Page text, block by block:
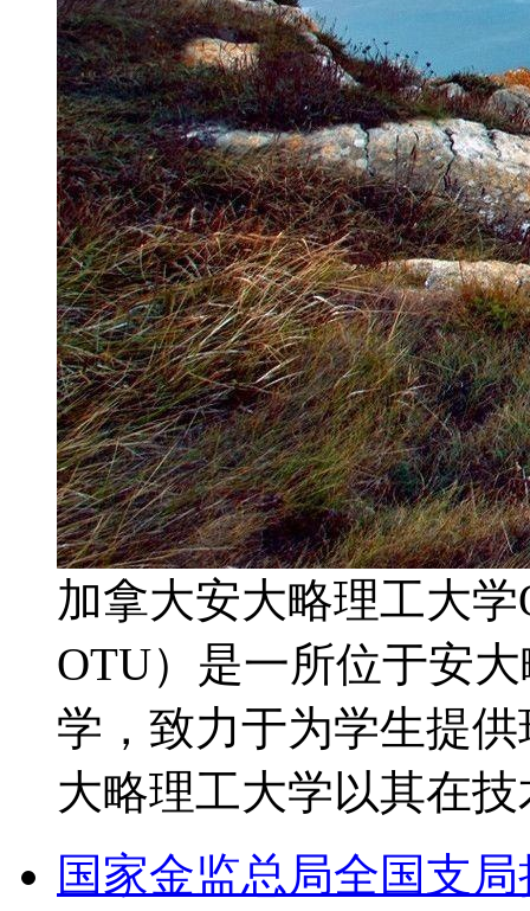
加拿大安大略理工大学
OTU）是一所位于安
学，致力于为学生提
大略理工大学以其在
国家金监总局全国支